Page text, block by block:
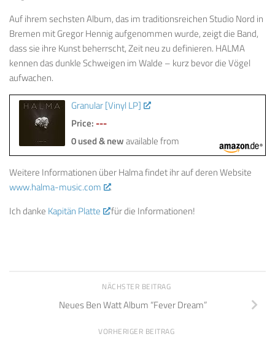
Auf ihrem sechsten Album, das im traditionsreichen Studio Nord in
Bremen mit Gregor Hennig aufgenommen wurde, zeigt die Band,
dass sie ihre Kunst beherrscht, Zeit neu zu definieren. HALMA
kennen das dunkle Schweigen im Walde – kurz bevor die Vögel
aufwachen.
Granular [Vinyl LP]
Price: ---
0 used & newavailable from
Weitere Informationen über Halma findet ihr auf deren Website
www.halma-music.com
.
Ich danke Kapitän Platte für die Informationen!
NÄCHSTER BEITRAG
Neues Ben Watt Album “Fever Dream”
VORHERIGER BEITRAG